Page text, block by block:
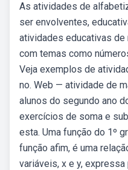
As atividades de
ser envolventes,
atividades educativas de
com temas como
Veja exemplos de
no. Web — atividade de
alunos do segundo ano
exercícios de soma e
esta. Uma função do 1º
função afim, é uma
variáveis, x e y, expressa